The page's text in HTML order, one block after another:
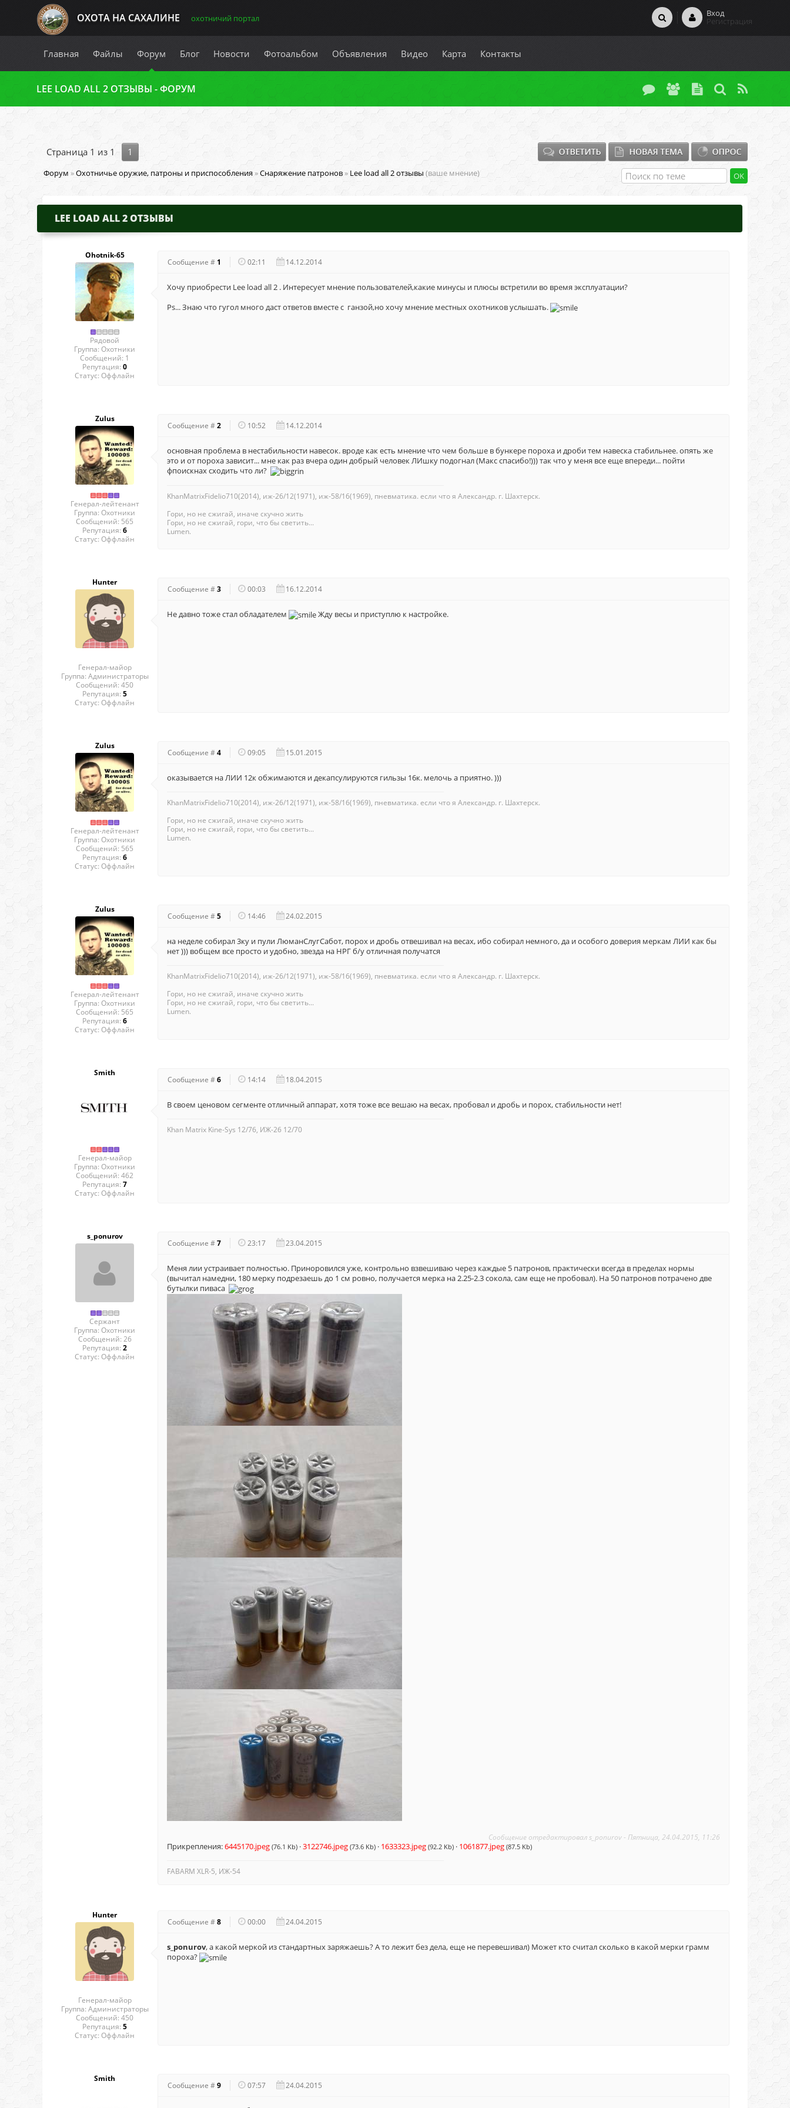
ОХОТА НА САХАЛИНЕ охотничий портал Вход
Регистрация
Главная Файлы Форум Блог Новости Фотоальбом Объявления Видео Карта Контакты
LEE LOAD ALL 2 ОТЗЫВЫ - ФОРУМ
Страница 1 из 1 1
Форум »Охотничье оружие, патроны и приспособления»Снаряжение патронов » Lee load all 2 отзывы (ваше мнение)
LEE LOAD ALL 2 ОТЗЫВЫ
Ohotnik-65
Рядовой
Группа: Охотники
Сообщений: 1
Репутация: 0
Статус: Оффлайн
Сообщение # 1 02:11 14.12.2014
Хочу приобрести Lee load all 2 . Интересует мнение пользователей,какие минусы и плюсы встретили во время эксплуатации?
Ps... Знаю что гугол много даст ответов вместе с ганзой,но хочу мнение местных охотников услышать.
Zulus
Генерал-лейтенант
Группа: Охотники
Сообщений: 565
Репутация: 6
Статус: Оффлайн
Сообщение #2 10:52 14.12.2014
основная проблема в нестабильности навесок. вроде как есть мнение что чем больше в бункере пороха и дроби тем навеска стабильнее. опять же
это и от пороха зависит... мне как раз вчера один добрый человек ЛИшку подогнал (Макс спасибо!))) так что у меня все еще впереди... пойти
фпоискнах сходить что ли?
KhanMatrixFidelio710(2014), иж-26/12(1971), иж-58/16(1969), пневматика. если что я Александр. г. Шахтерск.
Гори, но не сжигай, иначе скучно жить
Гори, но не сжигай, гори, что бы светить...
Lumen.
Hunter
Генерал-майор
Группа: Администраторы
Сообщений: 450
Репутация: 5
Статус: Оффлайн
Сообщение #3 00:03 16.12.2014
Не давно тоже стал обладателем Жду весы и приступлю к настройке.
Zulus
Генерал-лейтенант
Группа: Охотники
Сообщений: 565
Репутация: 6
Статус: Оффлайн
Сообщение #4 09:05 15.01.2015
оказывается на ЛИИ 12к обжимаются и декапсулируются гильзы 16к. мелочь а приятно. )))
KhanMatrixFidelio710(2014), иж-26/12(1971), иж-58/16(1969), пневматика. если что я Александр. г. Шахтерск.
Гори, но не сжигай, иначе скучно жить
Гори, но не сжигай, гори, что бы светить...
Lumen.
Zulus
Генерал-лейтенант
Группа: Охотники
Сообщений: 565
Репутация: 6
Статус: Оффлайн
Сообщение #5 14:46 24.02.2015
на неделе собирал 3ку и пули ЛюманСлугСабот, порох и дробь отвешивал на весах, ибо собирал немного, да и особого доверия меркам ЛИИ как бы
нет ))) вобщем все просто и удобно, звезда на НРГ б/у отличная получатся
KhanMatrixFidelio710(2014), иж-26/12(1971), иж-58/16(1969), пневматика. если что я Александр. г. Шахтерск.
Гори, но не сжигай, иначе скучно жить
Гори, но не сжигай, гори, что бы светить...
Lumen.
Smith
Генерал-майор
Группа: Охотники
Сообщений: 462
Репутация: 7
Статус: Оффлайн
Сообщение #6 14:14 18.04.2015
В своем ценовом сегменте отличный аппарат, хотя тоже все вешаю на весах, пробовал и дробь и порох, стабильности нет!
Khan Matrix Kine-Sys 12/76, ИЖ-26 12/70
s_ponurov
Сержант
Группа: Охотники
Сообщений: 26
Репутация: 2
Статус: Оффлайн
Сообщение #7 23:17 23.04.2015
Меня лии устраивает полностью. Приноровился уже, контрольно взвешиваю через каждые 5 патронов, практически всегда в пределах нормы
(вычитал намедни, 180 мерку подрезаешь до 1 см ровно, получается мерка на 2.25-2.3 сокола, сам еще не пробовал). На 50 патронов потрачено две
бутылки пиваса
Сообщение отредактировалs_ponurov- Пятница, 24.04.2015, 11:26
Прикрепления:6445170.jpeg (76.1 Kb) ·3122746.jpeg (73.6 Kb) · 1633323.jpeg (92.2 Kb) · 1061877.jpeg (87.5 Kb)
FABARM XLR-5, ИЖ-54
Hunter
Генерал-майор
Группа: Администраторы
Сообщений: 450
Репутация: 5
Статус: Оффлайн
Сообщение #8 00:00 24.04.2015
s_ponurov, а какой меркой из стандартных заряжаешь? А то лежит без дела, еще не перевешивал) Может кто считал сколько в какой мерки грамм
пороха?
Smith
Сообщение #9 07:57 24.04.2015